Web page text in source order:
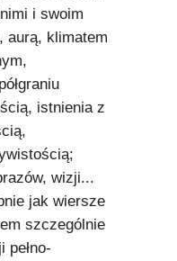
i swoim
aurą, klimatem
istnienia z
wizji...
jak wiersze
szczególnie
pełno-